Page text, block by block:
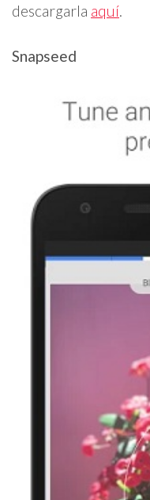
descargarla aquí
Snapseed